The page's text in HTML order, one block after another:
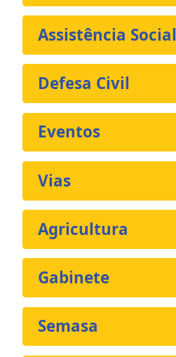
Assistência Social
Defesa Civil
Eventos
Vias
Agricultura
Gabinete
Semasa